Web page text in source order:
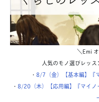
＼Emi
人気のモノ選びレッ
・ 8/7（金）【基本編】『
・ 8/20（木）【応用編】『マイノ